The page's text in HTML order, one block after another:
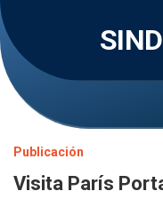
Skip
to
content
Publicación
Visita París